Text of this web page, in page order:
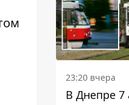
23:20 вчера
В Днепре 7